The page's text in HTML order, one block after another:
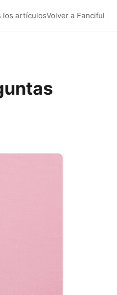
los artículosVolver a Fanciful